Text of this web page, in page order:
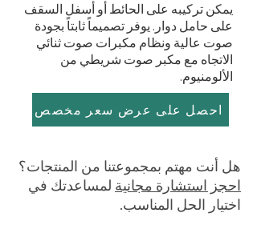
يمكن تركيبه على الحائط أو أسفل السقف
على حامل دوار. يوفر تصميماً ثابتاً بجودة
صوت عالية ونظام مكبرات صوت ثنائي
الاتجاه مع مكبر صوت شريطي من
الألومنيوم.
احصل على عرض سعر مخصص
هل أنت مهتم بمجموعتنا من المنتجات؟
احجز استشارة مجانية لمساعدتك في
اختيار الحل المناسب.